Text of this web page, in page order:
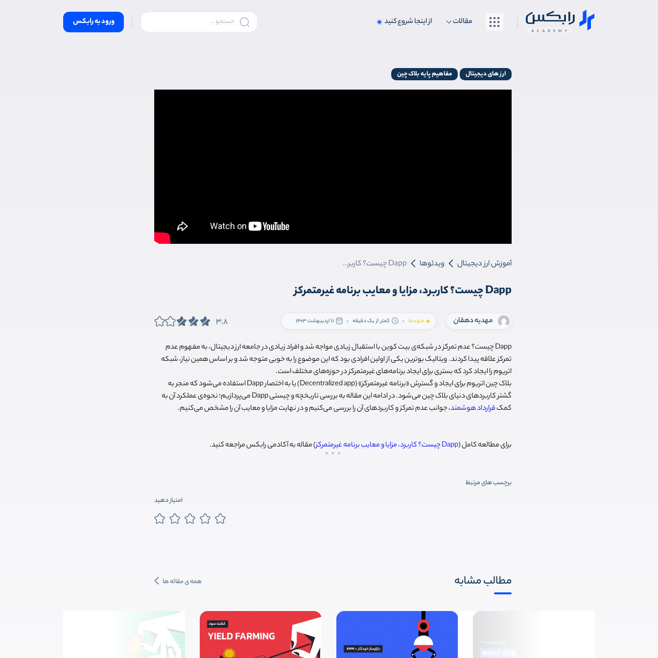
مقالات از اینجا شروع کنید ورود به رابکس
ارز های دیجیتال مفاهیم پایه بلاک چین
آموزش ارز دیجیتال ویدئوها Dapp چیست؟ کاربرد، مزایا و معایب برنامه غیرمتمرکز
Dapp چیست؟ کاربرد، مزایا و معایب برنامه غیرمتمرکز
مهدیه دهقان متوسط کمتر از یک دقیقه 11 اردیبهشت 1403 3.8
Dapp چیست؟ عدم تمرکز در شبکه‌ی بیت کوین با استقبال زیادی مواجه شد و افراد زیادی در جامعه ارز دیجیتال، به مفهوم عدم
تمرکز علاقه پیدا کردند. ویتالیک بوترین یکی از اولین افرادی بود که این موضوع را به خوبی متوجه شد و بر اساس همین نیاز، شبکه
اتریوم را ایجاد کرد که بستری برای ایجاد برنامه‌های غیرمتمرکز در حوزه‌های مختلف است.
بلاک چین اتریوم برای ایجاد و گسترش «برنامه غیرمتمرکز» (Decentralized app) یا به اختصار Dapp استفاده می‌شود که منجر به
گشتر کاربردهای دنیای بلاک چین می‌شود. در ادامه این مقاله به بررسی تاریخچه و چیستی ‌Dapp می‌پردازیم؛ نحوه‌ی عملکرد آن به
کمکقرارداد هوشمند، جوانب عدم تمرکز و کاربردهای آن را بررسی می‌کنیم و در نهایت مزایا و معایب آن را مشخص می‌کنیم.
برای مطالعه کامل (Dapp چیست؟ کاربرد، مزایا و معایب برنامه غیرمتمرکز ) مقاله به آکادمی رابکس مراجعه کنید.
برچسب های مرتبط
امتیاز دهید
مطالب مشابه همه ی مقاله ها